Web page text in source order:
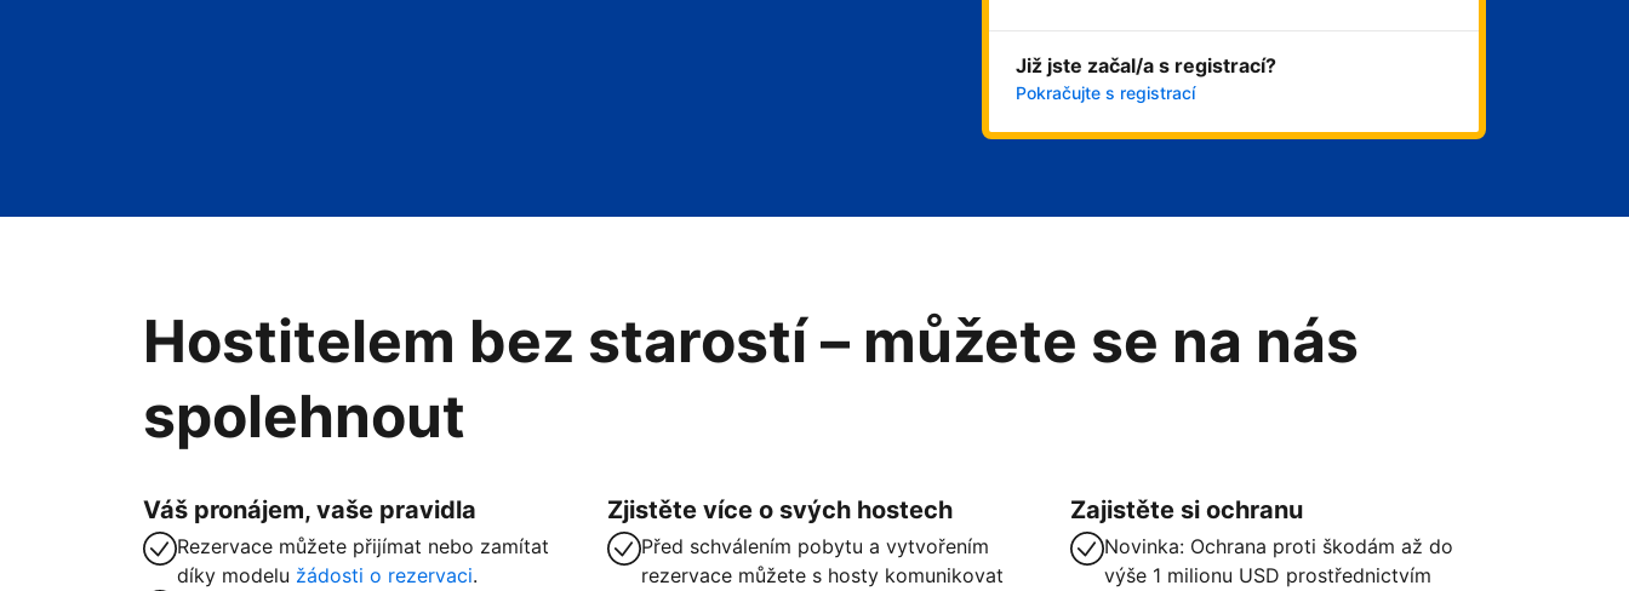
Již jste začal/a s registrací?
Pokračujte s registrací
Hostitelem bez starostí – můžete se na nás
spolehnout
Váš pronájem, vaše pravidla
Rezervace můžete přijímat nebo zamítat
díky modelu žádosti o rezervaci.
Zjistěte více o svých hostech
Před schválením pobytu a vytvořením
rezervace můžete s hosty komunikovat
Zajistěte si ochranu
Novinka: Ochrana proti škodám až do
výše 1 milionu USD prostřednictvím